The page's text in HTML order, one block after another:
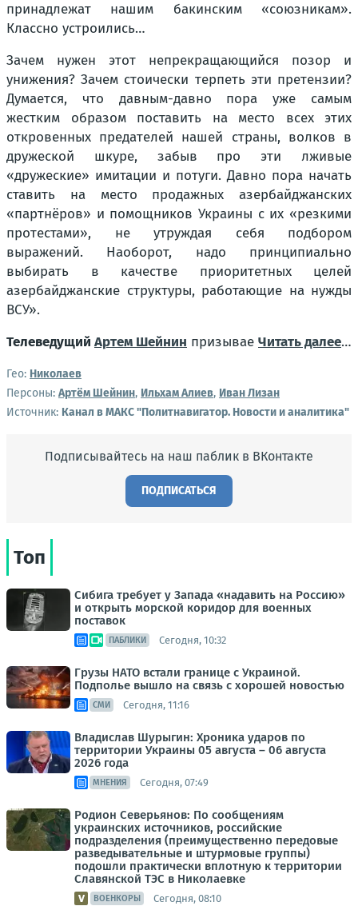
принадлежат нашим бакинским «союзникам».
Классно устроились…
Зачем нужен этот непрекращающийся позор и
унижения? Зачем стоически терпеть эти претензии?
Думается, что давным-давно пора уже самым
жестким образом поставить на место всех этих
откровенных предателей нашей страны, волков в
дружеской шкуре, забыв про эти лживые
«дружеские» имитации и потуги. Давно пора начать
ставить на место продажных азербайджанских
«партнёров» и помощников Украины с их «резкими
протестами», не утруждая себя подбором
выражений. Наоборот, надо принципиально
выбирать в качестве приоритетных целей
азербайджанские структуры, работающие на нужды
ВСУ».
Телеведущий Артем Шейнин призывае Читать далее…
Гео: Николаев
Персоны: Артём Шейнин, Ильхам Алиев, Иван Лизан
Источник: Канал в МАКС "Политнавигатор. Новости и аналитика"
Подписывайтесь на наш паблик в ВКонтакте
ПОДПИСАТЬСЯ
Топ
Сибига требует у Запада «надавить на Россию»
и открыть морской коридор для военных
поставок
ПАБЛИКИ Сегодня, 10:32
Грузы НАТО встали границе с Украиной.
Подполье вышло на связь с хорошей новостью
СМИ Сегодня, 11:16
Владислав Шурыгин: Хроника ударов по
территории Украины 05 августа – 06 августа
2026 года
МНЕНИЯ Сегодня, 07:49
Родион Северьянов: По сообщениям
украинских источников, российские
подразделения (преимущественно передовые
разведывательные и штурмовые группы)
подошли практически вплотную к территории
Славянской ТЭС в Николаевке
ВОЕНКОРЫ Сегодня, 08:10